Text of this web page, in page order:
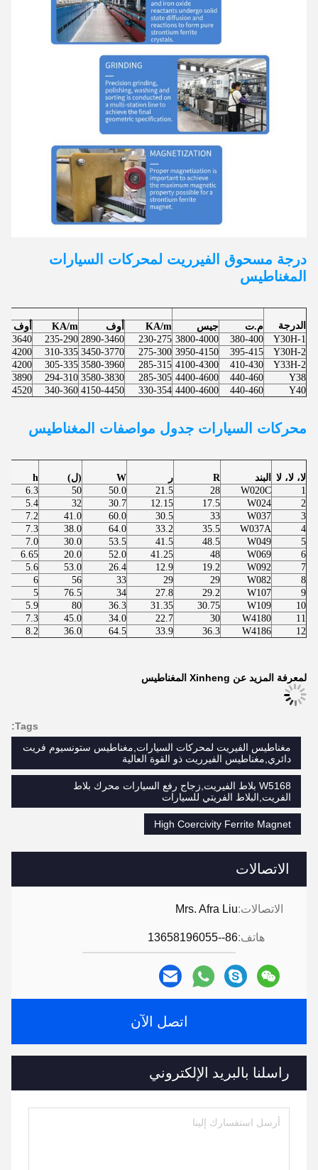
الاتصالات
الاتصالات:Mrs. Afra Liu
هاتف:86--13658196055
اتصل الآن
راسلنا بالبريد الإلكتروني
درجة مسحوق الفيرريت لمحركات السيارات
المغناطيس
الدرجة م.ت جيس KA/m أوف KA/m
أوف
Y30H-1
380-400
3800-4000
230-275
2890-3460
235-290
3640
Y30H-2
395-415
3950-4150
275-300
3450-3770
310-335
4200
Y33H-2
410-430
4100-4300
285-315
3580-3960
305-335
4200
Y38
440-460
4400-4600
285-305
3580-3830
294-310
3890
Y40
440-460
4400-4600
330-354
4150-4450
340-360
4520
محركات السيارات جدول مواصفات المغناطيس
لا، لا، لا البند R ر W (ل)
h
1
W020C
28
21.5
50.0
50
6.3
2
W024
17.5
12.15
30.7
32
5.4
3
W037
33
30.5
60.0
41.0
7.2
4
W037A
35.5
33.2
64.0
38.0
7.3
5
W049
48.5
41.5
53.5
30.0
7.0
6
W069
48
41.25
52.0
20.0
6.65
7
W092
19.2
12.9
26.4
53.0
5.6
8
W082
29
29
33
56
6
9
W107
29.2
27.8
34
76.5
5
10
W109
30.75
31.35
36.3
80
5.9
11
W4180
30
22.7
34.0
45.0
7.3
12
W4186
36.3
33.9
64.5
36.0
8.2
لمعرفة المزيد عن Xinheng المغناطيس
Tags:
مغناطيس الفيريت لمحركات السيارات,مغناطيس ستونسيوم فريت
دائري,مغناطيس الفيرريت ذو القوة العالية
W5168 بلاط الفيريت,زجاج رفع السيارات محرك بلاط
الفريت,البلاط الفريتي للسيارات
High Coercivity Ferrite Magnet